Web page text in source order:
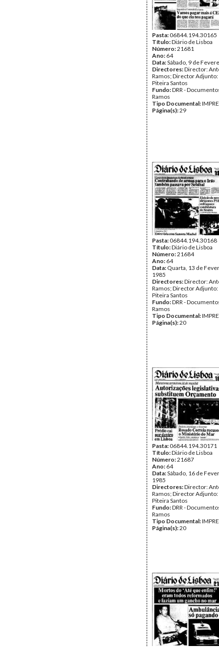
Pasta:06844.194.30165
Título:Diário de Lisboa
Número:21681
Ano: 64
Data:Sábado, 9 de
Directores:Director:
Ramos; Director
Piteira Santos
Fundo:DRR -
Ramos
Tipo Documental:
Página(s):29
Pasta:06844.194.30168
Título:Diário de Lisboa
Número:21684
Ano: 64
Data: Quarta, 13 de
1985
Directores:Director:
Ramos; Director
Piteira Santos
Fundo:DRR -
Ramos
Tipo Documental:
Página(s):20
Pasta:06844.194.30171
Título:Diário de Lisboa
Número:21687
Ano: 64
Data:Sábado, 16 de
1985
Directores:Director:
Ramos; Director
Piteira Santos
Fundo:DRR -
Ramos
Tipo Documental:
Página(s):20